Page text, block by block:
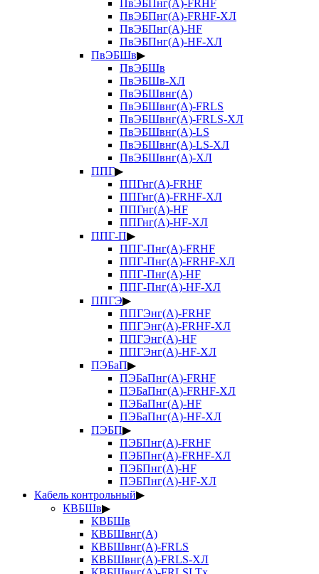
ПвЭБПнг(А)-FRHF
ПвЭБПнг(А)-FRHF-ХЛ
ПвЭБПнг(А)-HF
ПвЭБПнг(А)-HF-ХЛ
ПвЭБШв▶
ПвЭБШв
ПвЭБШв-ХЛ
ПвЭБШвнг(А)
ПвЭБШвнг(А)-FRLS
ПвЭБШвнг(А)-FRLS-ХЛ
ПвЭБШвнг(А)-LS
ПвЭБШвнг(А)-LS-ХЛ
ПвЭБШвнг(А)-ХЛ
ППГ▶
ППГнг(А)-FRHF
ППГнг(А)-FRHF-ХЛ
ППГнг(А)-HF
ППГнг(А)-HF-ХЛ
ППГ-П▶
ППГ-Пнг(А)-FRHF
ППГ-Пнг(А)-FRHF-ХЛ
ППГ-Пнг(А)-HF
ППГ-Пнг(А)-HF-ХЛ
ППГЭ▶
ППГЭнг(А)-FRHF
ППГЭнг(А)-FRHF-ХЛ
ППГЭнг(А)-HF
ППГЭнг(А)-HF-ХЛ
ПЭБаП▶
ПЭБаПнг(А)-FRHF
ПЭБаПнг(А)-FRHF-ХЛ
ПЭБаПнг(А)-HF
ПЭБаПнг(А)-HF-ХЛ
ПЭБП▶
ПЭБПнг(А)-FRHF
ПЭБПнг(А)-FRHF-ХЛ
ПЭБПнг(А)-HF
ПЭБПнг(А)-HF-ХЛ
Кабель контрольный▶
КВБШв▶
КВБШв
КВБШвнг(А)
КВБШвнг(А)-FRLS
КВБШвнг(А)-FRLS-ХЛ